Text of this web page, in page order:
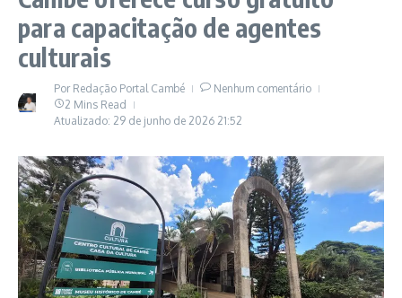
para capacitação de agentes
culturais
Por Redação Portal Cambé
Nenhum comentário
2 Mins Read
Atualizado: 29 de junho de 2026 21:52